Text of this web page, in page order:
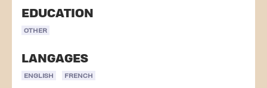
EDUCATION
OTHER
LANGAGES
ENGLISH FRENCH